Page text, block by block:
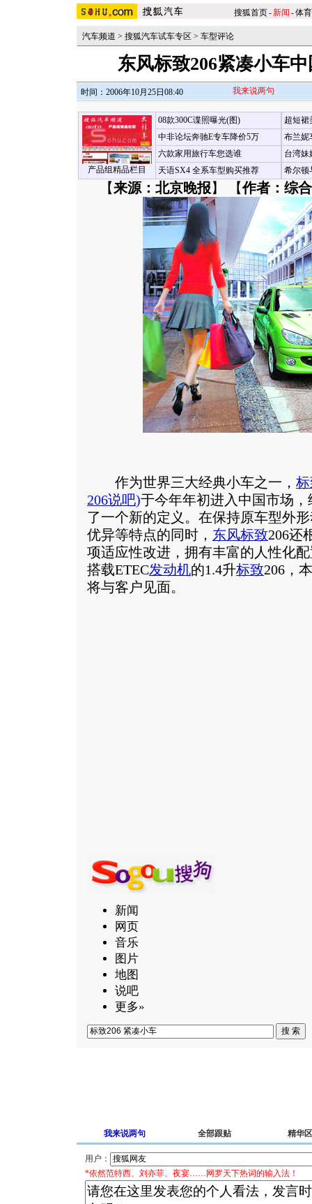
搜狐首页-新闻 -体育
汽车频道 > 搜狐汽车试车专区 > 车型评论
东风标致206紧凑小车
时间：2006年10月25日08:40 我来说两句
产品组精品栏目
08款300C谍照曝光(图)
中非论坛奔驰E专车降价5万
六款家用旅行车您选谁
天语SX4 全系车型购买推荐
超短裙
布兰妮
台湾妹
希尔顿
【来源：北京晚报 】 【作者：综
作为世界三大经典小车之一， 标
206说吧)于今年年初进入中国市场
了一个新的定义。在保持原车型外
优异等特点的同时， 东风标致206还
项适应性改进，拥有丰富的人性化
搭载ETEC发动机的1.4升标致206，
将与客户见面。
新闻
网页
音乐
图片
地图
说吧
更多»
我来说两句 全部跟贴 精华区
用户：
*依然范特西、刘亦菲、夜宴……网罗天下热词的输入法！